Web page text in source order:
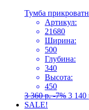
Тумба
Артикул:
21680
Ширина:
500
Глубина:
340
Высота:
450
3 360р. -7% 3 140
SALE!